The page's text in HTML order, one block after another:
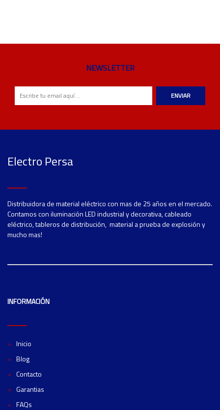
NEWSLETTER
ENVIAR
Electro Persa
Distribuidora de material eléctrico con mas de 25 años en el mercado.
Contamos con iluminación LED industrial y decorativa, cableado
eléctrico, tableros de distribución, material a prueba de explosión y
mucho mas!
INFORMACIÓN
Inicio
Blog
Contacto
Garantias
FAQs